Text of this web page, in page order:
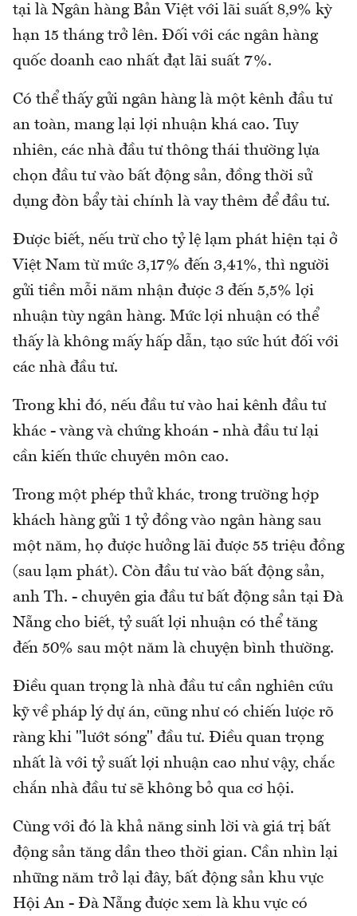
tại là Ngân hàng Bản Việt với lãi suất 8,9% kỳ
hạn 15 tháng trở lên. Đối với các ngân hàng
quốc doanh cao nhất đạt lãi suất 7%.
Có thể thấy gửi ngân hàng là một kênh đầu tư
an toàn, mang lại lợi nhuận khá cao. Tuy
nhiên, các nhà đầu tư thông thái thường lựa
chọn đầu tư vào bất động sản, đồng thời sử
dụng đòn bẩy tài chính là vay thêm để đầu tư.
Được biết, nếu trừ cho tỷ lệ lạm phát hiện tại ở
Việt Nam từ mức 3,17% đến 3,41%, thì người
gửi tiền mỗi năm nhận được 3 đến 5,5% lợi
nhuận tùy ngân hàng. Mức lợi nhuận có thể
thấy là không mấy hấp dẫn, tạo sức hút đối với
các nhà đầu tư.
Trong khi đó, nếu đầu tư vào hai kênh đầu tư
khác - vàng và chứng khoán - nhà đầu tư lại
cần kiến thức chuyên môn cao.
Trong một phép thử khác, trong trường hợp
khách hàng gửi 1 tỷ đồng vào ngân hàng sau
một năm, họ được hưởng lãi được 55 triệu đồng
(sau lạm phát). Còn đầu tư vào bất động sản,
anh Th. - chuyên gia đầu tư bất động sản tại Đà
Nẵng cho biết, tỷ suất lợi nhuận có thể tăng
đến 50% sau một năm là chuyện bình thường.
Điều quan trọng là nhà đầu tư cần nghiên cứu
kỹ về pháp lý dự án, cũng như có chiến lược rõ
ràng khi "lướt sóng" đầu tư. Điều quan trọng
nhất là với tỷ suất lợi nhuận cao như vậy, chắc
chắn nhà đầu tư sẽ không bỏ qua cơ hội.
Cùng với đó là khả năng sinh lời và giá trị bất
động sản tăng dần theo thời gian. Cần nhìn lại
những năm trở lại đây, bất động sản khu vực
Hội An - Đà Nẵng được xem là khu vực có